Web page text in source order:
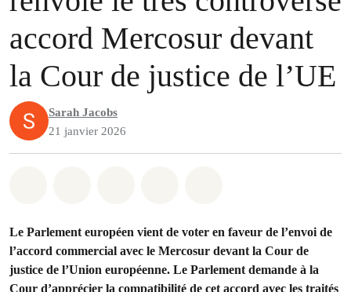
accord Mercosur devant
la Cour de justice de l’UE
Sarah Jacobs
21 janvier 2026
Le Parlement européen vient de voter en faveur de l’envoi de
l’accord commercial avec le Mercosur devant la Cour de
justice de l’Union européenne. Le Parlement demande à la
Cour d’apprécier la compatibilité de cet accord avec les traités